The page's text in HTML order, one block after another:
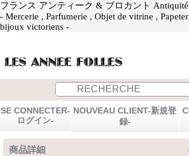
フランス アンティーク & ブロカント Antiquité
- Mercerie , Parfumerie , Objet de vitrine ,
bijoux victoriens -
SE CONNECTER-
ログイン-
NOUVEAU CLIENT-新規登
録-
商品詳細